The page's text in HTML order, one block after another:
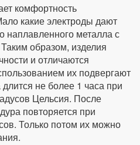
комфортность
какие электроды дают
наплавленного металла с
образом, изделия
и отличаются
их подвергают
не более 1 часа при
Цельсия. После
повторяется при
Только потом их можно